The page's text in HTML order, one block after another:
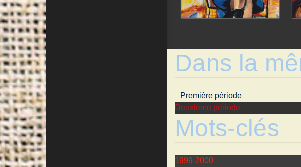
Dans la
Première période
Deuxième période
Mots-clés
1999-2000